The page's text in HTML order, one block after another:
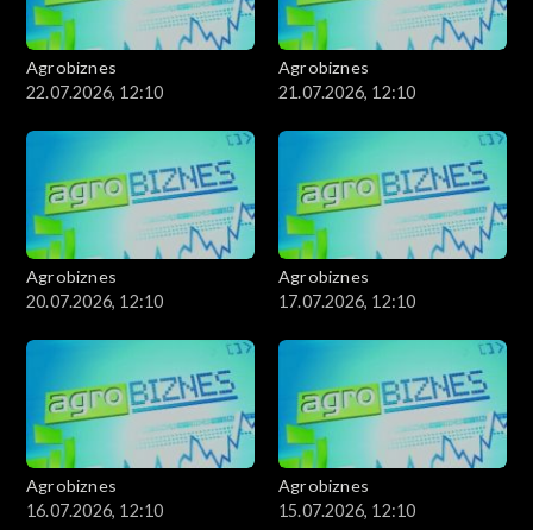
Agrobiznes
22.07.2026, 12:10
Agrobiznes
21.07.2026, 12:10
Agrobiznes
20.07.2026, 12:10
Agrobiznes
17.07.2026, 12:10
Agrobiznes
16.07.2026, 12:10
Agrobiznes
15.07.2026, 12:10